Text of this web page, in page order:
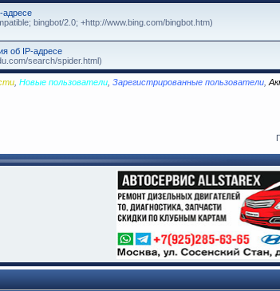
bingbot/2.0; +http://www.bing.com/bingbot.htm)
об IP-адресе
search/spider.html)
Новые пользователи Зарегистрированные пользователи